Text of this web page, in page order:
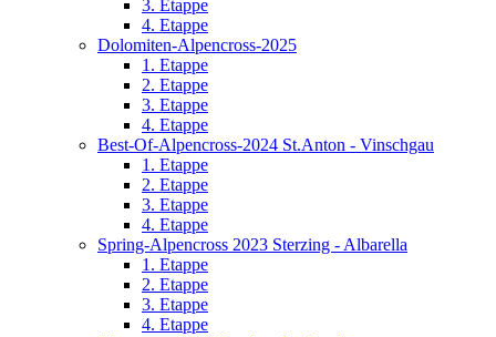
3. Etappe
4. Etappe
Dolomiten-Alpencross-2025
1. Etappe
2. Etappe
3. Etappe
4. Etappe
Best-Of-Alpencross-2024 St.Anton - Vinschgau
1. Etappe
2. Etappe
3. Etappe
4. Etappe
Spring-Alpencross 2023 Sterzing - Albarella
1. Etappe
2. Etappe
3. Etappe
4. Etappe